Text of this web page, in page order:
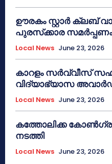
ഊരകം സ്റ്റാർ ക്ലബ്
പുരസ്‌ക്കാര സമർപ്പണം
Local News June 23, 2026
കാറളം സർവ്വീസ്
വിദ്യാഭ്യാസ
Local News June 23, 2026
കത്തോലിക്ക
നടത്തി
Local News June 23, 2026